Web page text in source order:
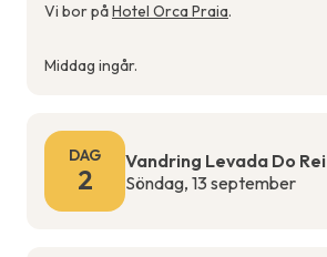
Vi bor påHotel Orca Praia.
Middag ingår.
DAG
2
Vandring Levada Do Rei
Söndag, 13 september